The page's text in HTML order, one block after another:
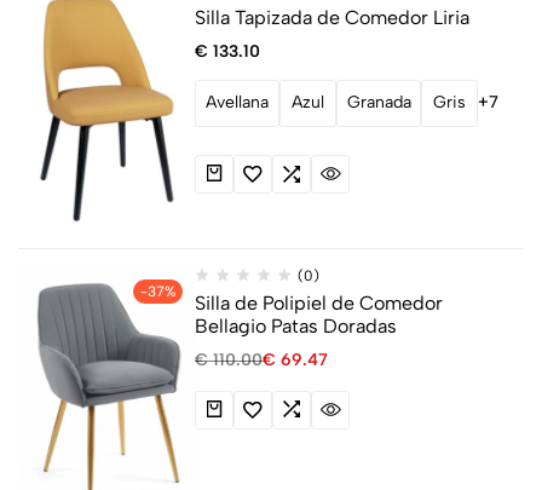
Silla Tapizada de Comedor Liria
€ 133.10
Avellana Azul Granada Gris +7
-37%
(0)
Silla de Polipiel de Comedor
Bellagio Patas Doradas
€110.00€ 69.47